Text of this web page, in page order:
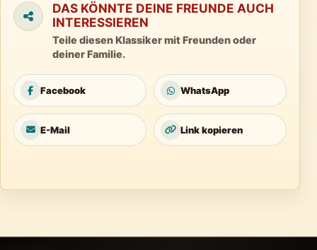
DAS KÖNNTE DEINE FREUNDE AUCH
INTERESSIEREN
Teile diesen Klassiker mit Freunden oder
deiner Familie.
Facebook WhatsApp
E-Mail Link kopieren